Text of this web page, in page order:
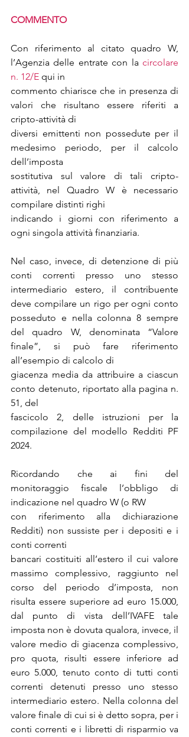
COMMENTO
Con riferimento al citato quadro W,
l’Agenzia delle entrate con la circolare
n. 12/E qui in
commento chiarisce che in presenza di
valori che risultano essere riferiti a
cripto-attività di
diversi emittenti non possedute per il
medesimo periodo, per il calcolo
dell’imposta
sostitutiva sul valore di tali cripto-
attività, nel Quadro W è necessario
compilare distinti righi
indicando i giorni con riferimento a
ogni singola attività finanziaria.
Nel caso, invece, di detenzione di più
conti correnti presso uno stesso
intermediario estero, il contribuente
deve compilare un rigo per ogni conto
posseduto e nella colonna 8 sempre
del quadro W, denominata “Valore
finale”, si può fare riferimento
all’esempio di calcolo di
giacenza media da attribuire a ciascun
conto detenuto, riportato alla pagina n.
51, del
fascicolo 2, delle istruzioni per la
compilazione del modello Redditi PF
2024.
Ricordando che ai fini del
monitoraggio fiscale l’obbligo di
indicazione nel quadro W (o RW
con riferimento alla dichiarazione
Redditi) non sussiste per i depositi e i
conti correnti
bancari costituiti all’estero il cui valore
massimo complessivo, raggiunto nel
corso del periodo d’imposta, non
risulta essere superiore ad euro 15.000,
dal punto di vista dell’IVAFE tale
imposta non è dovuta qualora, invece, il
valore medio di giacenza complessivo,
pro quota, risulti essere inferiore ad
euro 5.000, tenuto conto di tutti conti
correnti detenuti presso uno stesso
intermediario estero. Nella colonna del
valore finale di cui si è detto sopra, per i
conti correnti e i libretti di risparmio va